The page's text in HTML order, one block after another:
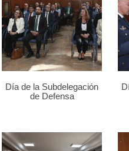
Día de la Subdelegación
de Defensa